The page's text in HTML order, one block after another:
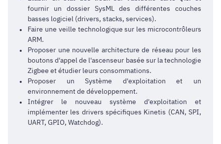
fournir un dossier SysML des différentes couches
basses logiciel (drivers, stacks, services).
Faire une veille technologique sur les microcontrôleurs
ARM.
Proposer une nouvelle architecture de réseau pour les
boutons d'appel de l'ascenseur basée sur la technologie
Zigbee et étudier leurs consommations.
Proposer un Système d'exploitation et un
environnement de développement.
Intégrer le nouveau système d'exploitation et
implémenter les drivers spécifiques Kinetis (CAN, SPI,
UART, GPIO, Watchdog).